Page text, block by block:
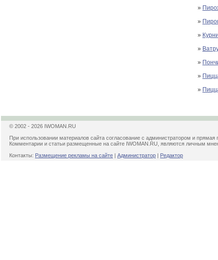
»
»
»
»
»
»
»
© 2002 - 2026 IWOMAN.RU
При использовании материалов сайта согласование с администратором и прямая
Комментарии и статьи размещенные на сайте IWOMAN.RU, являются личным
Контакты: Размещение рекламы на сайте | Администратор | Редактор